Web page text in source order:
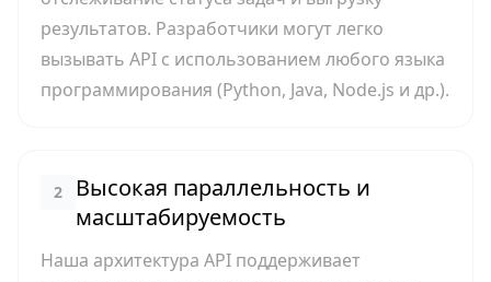
результатов. Разработчики могут легко
вызывать API с использованием любого языка
программирования (Python, Java, Node.js и др.).
2
Высокая параллельность и
масштабируемость
Наша архитектура API поддерживает